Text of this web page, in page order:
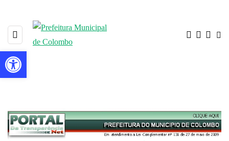
PORTAL DA TRANSPARÊNCIA
Barra de Ferramentas Aberta